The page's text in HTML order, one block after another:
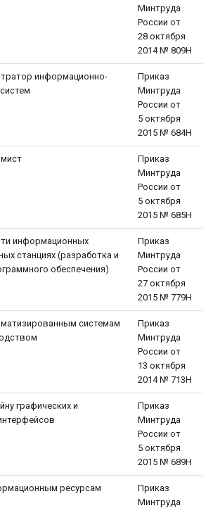
Минтруда
России от
28 октября
2014 № 809Н
информационно-
Приказ
Минтруда
России от
5 октября
2015 № 684Н
Приказ
Минтруда
России от
5 октября
2015 № 685Н
информационных
станциях (разработка и
обеспечения)
Приказ
Минтруда
России от
27 октября
2015 № 779Н
системам
Приказ
Минтруда
России от
13 октября
2014 № 713Н
графических и
Приказ
Минтруда
России от
5 октября
2015 № 689Н
ресурсам
Приказ
Минтруда